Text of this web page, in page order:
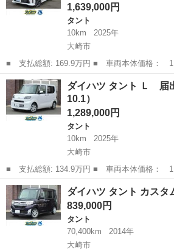
1,639,000円
タント
10km
2025年
大崎市
■ 支払総額: 169.9万円 ■ 車両本体価格： 1,639,000 円 ■ メーカ
ー名： ダイハツ ■ 車種名： タント ■ グ
Ｘ 届出済未使用車 ■ 排気量： 660cc ■
宮城 大崎市 タント
ダイハツ タント Ｌ 届
10.1）
1,289,000円
タント
10km
2025年
大崎市
■ 支払総額: 134.9万円 ■ 車両本体価格： 1,289,000 円 ■ メーカ
ー名： ダイハツ ■ 車種名： タント ■ グ
済未使用車 ■ 排気量： 660cc ■ ドア枚
宮城 大崎市 タント
ダイハツ タント カスタ
839,000円
タント
70,400km
2014年
大崎市